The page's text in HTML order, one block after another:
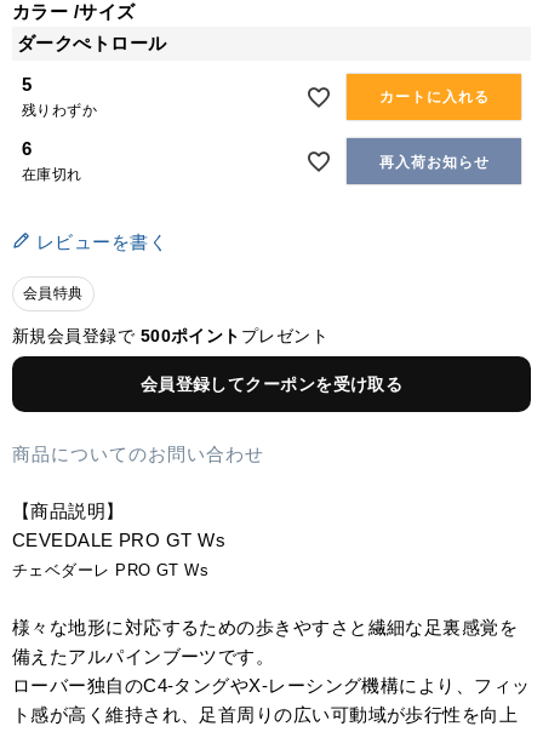
カラー サイズ
ダークぺトロール
5
残りわずか
カートに入れる
6
在庫切れ
再入荷お知らせ
レビューを書く
会員特典
新規会員登録で 500ポイント プレゼント
会員登録してクーポンを受け取る
商品についてのお問い合わせ
【商品説明】
CEVEDALE PRO GT Ws
チェベダーレ PRO GT Ws
様々な地形に対応するための歩きやすさと繊細な足裏感覚を
備えたアルパインブーツです。
ローバー独自のC4-タングやX-レーシング機構により、フィッ
ト感が高く維持され、足首周りの広い可動域が歩行性を向上